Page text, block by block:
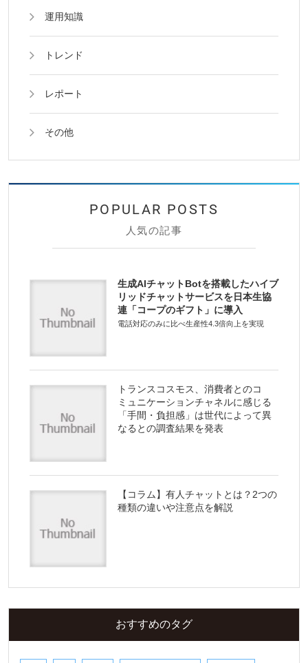
運用知識
トレンド
レポート
その他
人気の記事
生成AIチャットBotを搭載したハイブ
リッドチャットサービスを日本生協
連「コープのギフト」に導入
電話対応のみに比べ生産性4.3倍向上を実現
トランスコスモス、消費者とのコ
ミュニケーションチャネルに感じる
「手間・負担感」は世代によって異
なるとの調査結果を発表
【コラム】有人チャットとは？2つの
種類の違いや注意点を解説
おすすめのタグ